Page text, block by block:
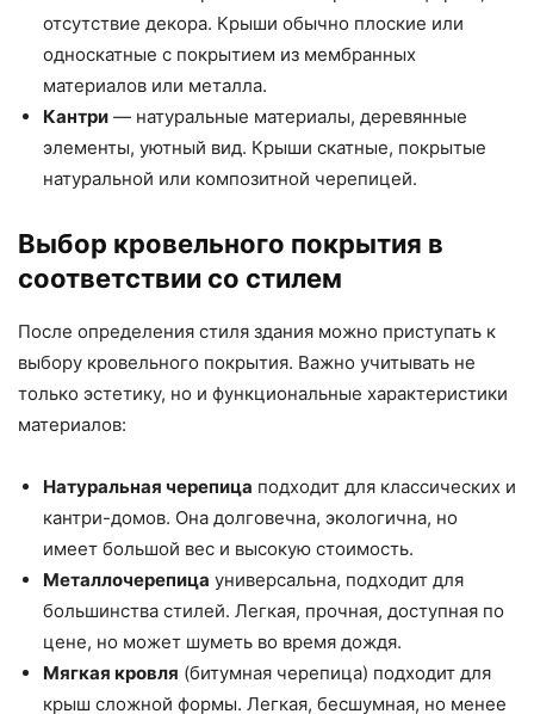
отсутствие декора. Крыши обычно плоские или
односкатные с покрытием из мембранных
материалов или металла.
Кантри — натуральные материалы, деревянные
элементы, уютный вид. Крыши скатные, покрытые
натуральной или композитной черепицей.
Выбор кровельного покрытия в
соответствии со стилем
После определения стиля здания можно приступать к
выбору кровельного покрытия. Важно учитывать не
только эстетику, но и функциональные характеристики
материалов:
Натуральная черепица подходит для классических и
кантри-домов. Она долговечна, экологична, но
имеет большой вес и высокую стоимость.
Металлочерепица универсальна, подходит для
большинства стилей. Легкая, прочная, доступная по
цене, но может шуметь во время дождя.
Мягкая кровля (битумная черепица) подходит для
крыш сложной формы. Легкая, бесшумная, но менее